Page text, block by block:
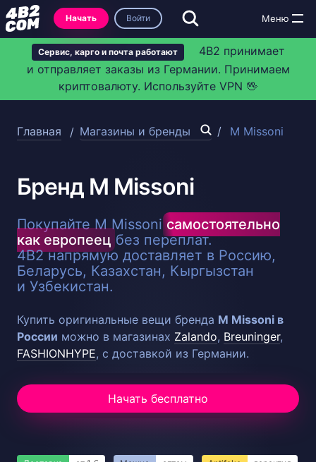
Сервис, карго и почта работают
4B2 принимает
и отправляет заказы из Германии. Принимаем
криптовалюту. Используйте VPN 🖖
Начать Войти
Главная Магазины и бренды M Missoni
Бренд M Missoni
Покупайте M Missoniсамостоятельно
как европеец без переплат.
4B2 напрямую доставляет в Россию,
Беларусь, Казахстан, Кыргызстан
и Узбекистан.
Купить оригинальные вещи бренда M Missoni в
России можно в магазинах Zalando, Breuninger,
FASHIONHYPE, с доставкой из Германии.
Начать бесплатно